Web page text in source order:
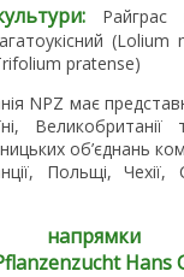
Райграс
pratense)
NPZ має
об’єднань
Польщі, Чехії,
Hans